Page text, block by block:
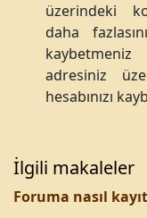
üzerindeki
daha
adresiniz
hesabınızı
İlgili makaleler
Foruma nasıl